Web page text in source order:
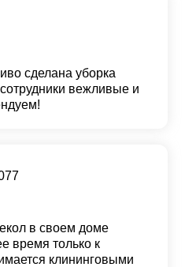
сделана уборка
вежливые и
в своем доме
время только к
клининговыми